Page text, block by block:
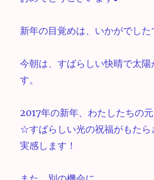
新年の目覚めは、いかがでした
今朝は、すばらしい快晴で太陽
す。
2017年の新年、わたしたちの元
☆すばらしい光の祝福がもたら
実感します！